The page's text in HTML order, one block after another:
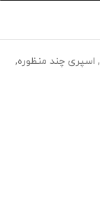
, اسپری چند منظوره,